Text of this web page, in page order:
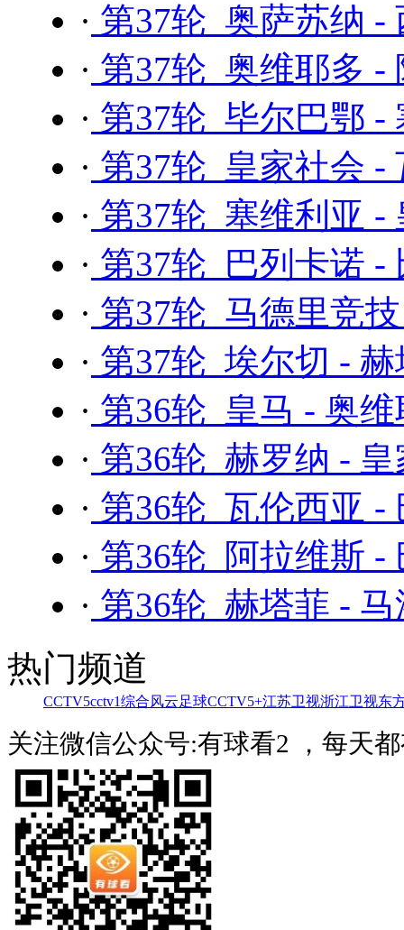
· 第37轮 奥萨苏纳 -
· 第37轮 奥维耶多 -
· 第37轮 毕尔巴鄂 -
· 第37轮 皇家社会 -
· 第37轮 塞维利亚 -
· 第37轮 巴列卡诺 -
· 第37轮 马德里竞
· 第37轮 埃尔切 -
· 第36轮 皇马 - 奥
· 第36轮 赫罗纳 -
· 第36轮 瓦伦西亚 -
· 第36轮 阿拉维斯 -
· 第36轮 赫塔菲 -
热门频道
CCTV5cctv1综合风云足球CCTV5+江苏卫视浙江卫视东
关注微信公众号:有球看2 ，每天